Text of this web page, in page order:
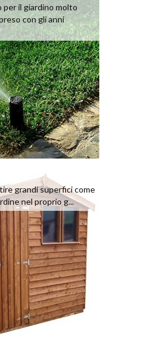
per il giardino molto
con gli anni
grandi superfici come
nel proprio g...